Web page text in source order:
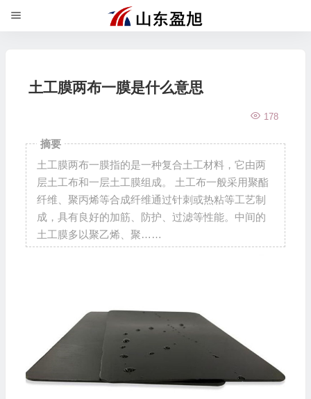
土工膜两布一膜是什么意思
178
摘要
土工膜两布一膜指的是一种复合土工材料，它由两
层土工布和一层土工膜组成。 土工布一般采用聚酯
纤维、聚丙烯等合成纤维通过针刺或热粘等工艺制
成，具有良好的加筋、防护、过滤等性能。中间的
土工膜多以聚乙烯、聚……